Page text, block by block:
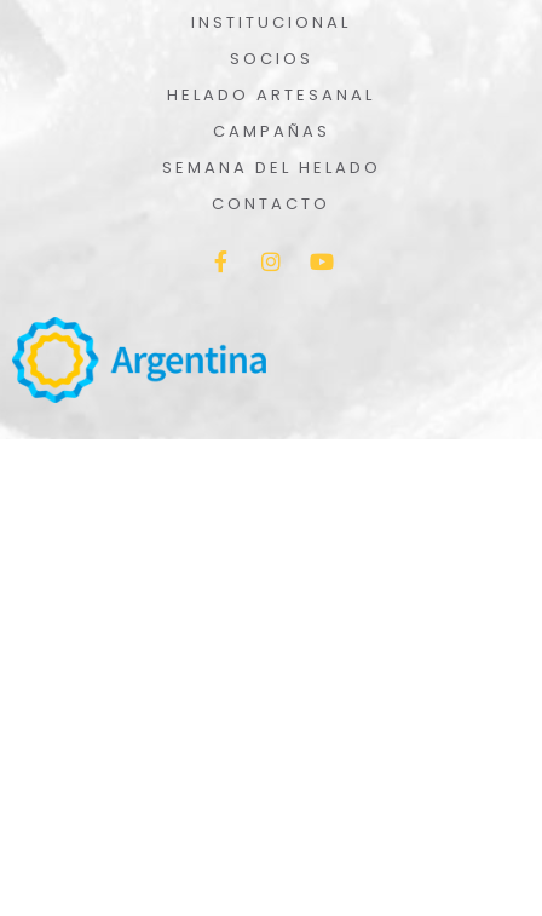
INSTITUCIONAL
SOCIOS
HELADO ARTESANAL
CAMPAÑAS
SEMANA DEL HELADO
CONTACTO